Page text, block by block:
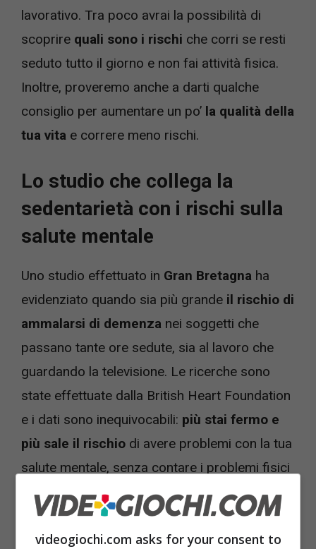
lavorativo. Tra poco avrai la possibilità di
scoprire quali sono i rischi che corri se resti
seduto tutto il giorno e non fai attività fisica.
Inoltre, proveremo anche a darti qualche
consiglio per aumentare un po’ la qualità della
tua vita e correre meno rischi.
Lo studio che collega la
sedentarietà con i rischi sulla
salute mentale
Uno studio effettuato in Gran Bretagna ha
evidenziato quando sia più grande il rischio di
ammalarsi di demenza nei soggetti che
passano tante ore sedute, sia al lavoro che
guardando la televisione. Le ricerche sono
state effettuate dalla British Heart Foundation
e i dati sono inequivocabili: più stai fermo e
più sale il rischio di avere problemi con la tua
salute mentale, senza contare i problemi fisici
ai quali vai incontro, come dolori alle ossa, mal
di schiena e problemi alle gambe.
videogiochi.com asks for your consent to